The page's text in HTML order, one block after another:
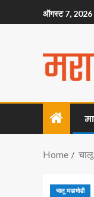
ऑगस्ट 7, 2026
Home चालू
चालू घडामोडी